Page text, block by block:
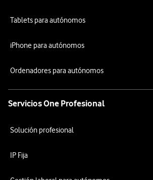
Tablets para autónomos
iPhone para autónomos
Ordenadores para autónomos
Servicios One Profesional
Solución profesional
IP Fija